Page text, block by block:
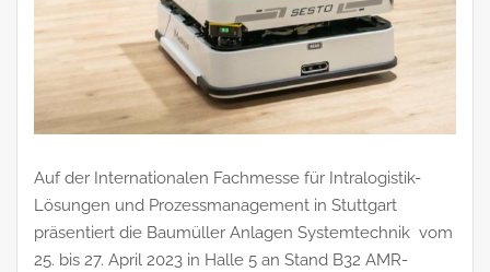
Auf der Internationalen Fachmesse für Intralogistik-
Lösungen und Prozessmanagement in Stuttgart
präsentiert die Baumüller Anlagen Systemtechnik vom
25. bis 27. April 2023 in Halle 5 an Stand B32 AMR-